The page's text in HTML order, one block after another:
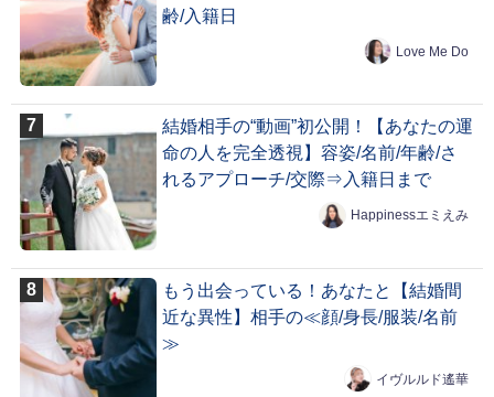
齢/入籍日
Love Me Do
結婚相手の“動画”初公開！【あなたの運
命の人を完全透視】容姿/名前/年齢/さ
れるアプローチ/交際⇒入籍日まで
Happinessエミえみ
もう出会っている！あなたと【結婚間
近な異性】相手の≪顔/身長/服装/名前
≫
イヴルルド遙華